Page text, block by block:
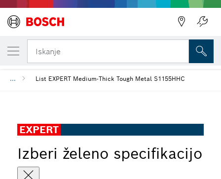
Iskanje
... List EXPERT Medium-Thick Tough Metal S1155HHC
EXPERT
Izberi želeno specifikacijo
TRENUTNO IZBRANA RAZLIČICA
List EXPERT Medium-Thick Tough Metal